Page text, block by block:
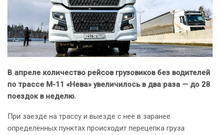
В апреле количество рейсов грузовиков без водителей
по трассе М-11 «Нева» увеличилось в два раза — до 28
поездок в неделю.
При заезде на трассу и выезде с неё в заранее
определённых пунктах происходит перецепка груза